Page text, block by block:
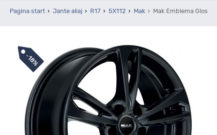
Pagina start Jante aliaj R17 5X112 Mak Mak Emblema Gloss
-18%